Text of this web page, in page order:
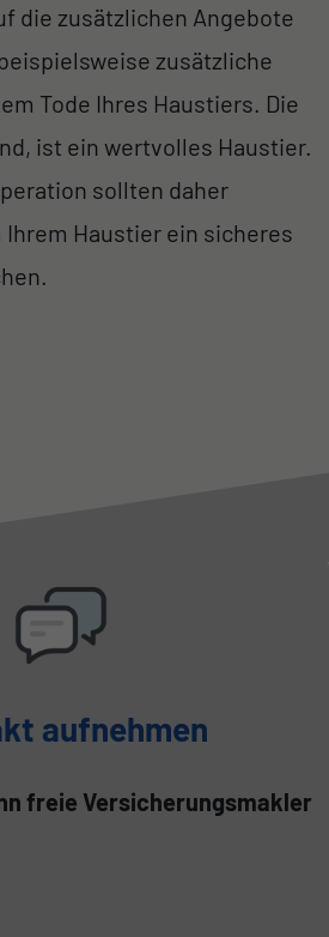
die zusätzlichen Angebote
zusätzliche
Tode Ihres Haustiers. Die
ist ein wertvolles Haustier.
sollten daher
Haustier ein sicheres
aufnehmen
freie Versicherungsmakler